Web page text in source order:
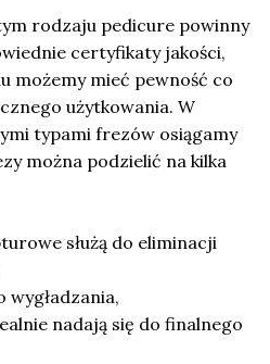
rodzaju pedicure powinny
certyfikaty jakości,
możemy mieć pewność co
użytkowania. W
typami frezów osiągamy
można podzielić na kilka
służą do eliminacji
nadają się do finalnego